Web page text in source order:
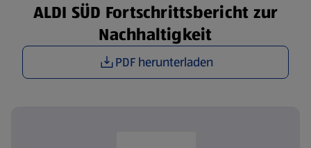
ALDI SÜD Fortschrittsbericht zur
Nachhaltigkeit
PDF herunterladen